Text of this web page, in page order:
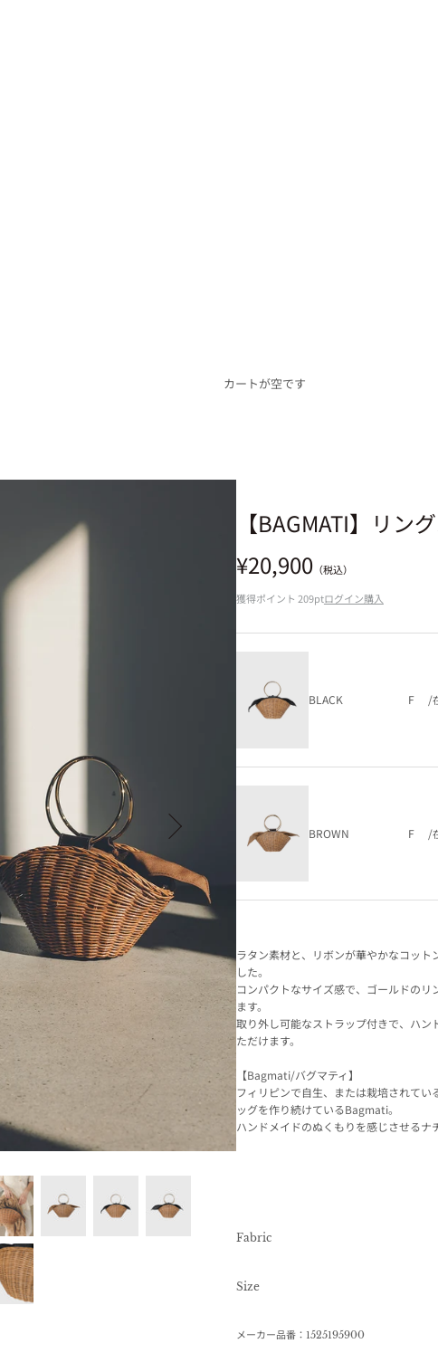
カートが空です
【BAGMATI】リン
セール価格
¥20,900（税込）
獲得ポイント 209ptログイン購入
BLACK F /
BROWN F /
ラタン素材と、リボンが華やかなコッ
した。
コンパクトなサイズ感で、ゴールドの
ます。
取り外し可能なストラップ付きで、ハ
ただけます。
【Bagmati/バグマティ】
フィリピンで自生、または栽培されて
ッグを作り続けているBagmati。
ハンドメイドのぬくもりを感じさせるナ
Fabric
Size
メーカー品番：1525195900